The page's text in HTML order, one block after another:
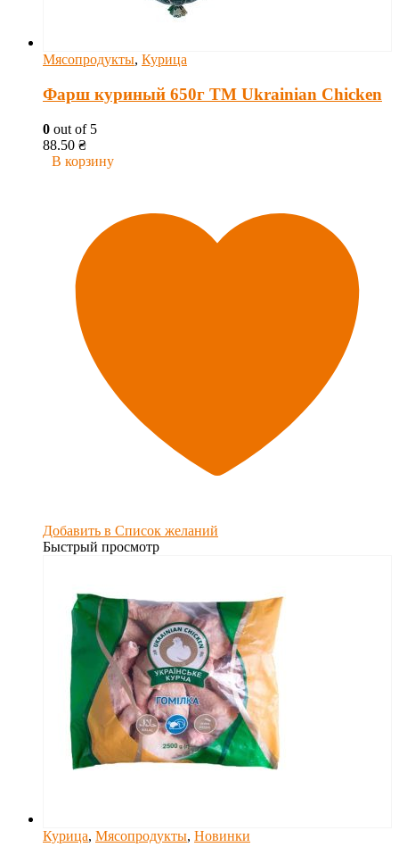
Мясопродукты, Курица
Фарш куриный 650г ТМ Ukrainian Chicken
0 out of 5
88.50 ₴
В корзину
Добавить в Список желаний
Быстрый просмотр
Курица, Мясопродукты, Новинки